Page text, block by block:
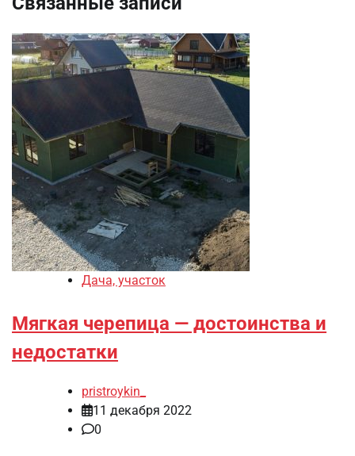
Дача, участок
Мягкая черепица — достоинства и
недостатки
pristroykin_
11 декабря 2022
0